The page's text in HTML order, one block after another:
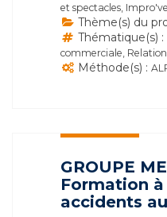
et spectacles, Impro've
Thème(s) du
Thématique(s) :
commerciale,
Méthode(s) :
GROUPE
Formation
accidents